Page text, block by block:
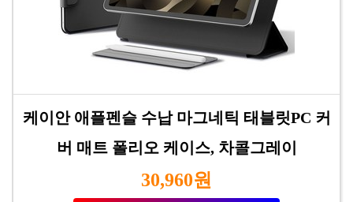
케이안 애플펜슬 수납 마그네틱 태블릿PC 커
버 매트 폴리오 케이스, 차콜그레이
30,960원